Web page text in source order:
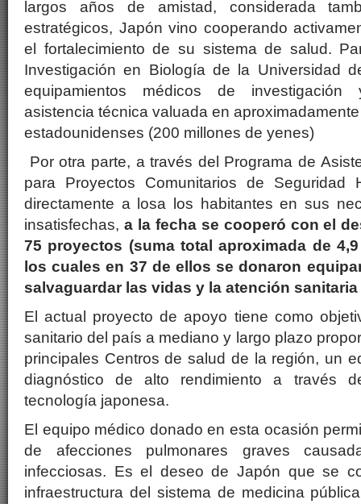
largos años de amistad, considerada
estratégicos, Japón vino cooperando
el fortalecimiento de su sistema de salud.
Investigación en Biología de la Universidad
equipamientos médicos de investigación
asistencia técnica valuada en
estadounidenses (200 millones de yenes)
Por otra parte, a través del Programa de
para Proyectos Comunitarios de Seguridad
directamente a losa los habitantes en sus
insatisfechas, a la fecha se cooperó con el
75 proyectos (suma total aproximada de
los cuales en 37 de ellos se donaron
salvaguardar las vidas y la atención
El actual proyecto de apoyo tiene como
sanitario del país a mediano y largo plazo
principales Centros de salud de la región, un
diagnóstico de alto rendimiento a través
tecnología japonesa.
El equipo médico donado en esta ocasión
de afecciones pulmonares graves
infecciosas. Es el deseo de Japón que se
infraestructura del sistema de medicina